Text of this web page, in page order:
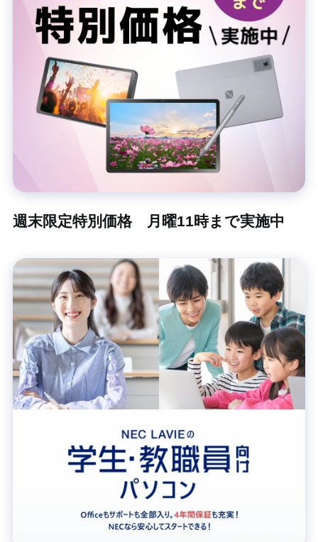
週末限定特別価格 月曜11時まで実施中